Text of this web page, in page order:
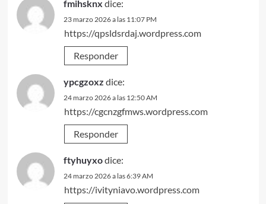
fmihsknx dice:
23 marzo 2026 a las 11:07 PM
https://qpsldsrdaj.wordpress.com
Responder
ypcgzoxz dice:
24 marzo 2026 a las 12:50 AM
https://cgcnzgfmws.wordpress.com
Responder
ftyhuyxodice:
24 marzo 2026 a las 6:39 AM
https://ivityniavo.wordpress.com